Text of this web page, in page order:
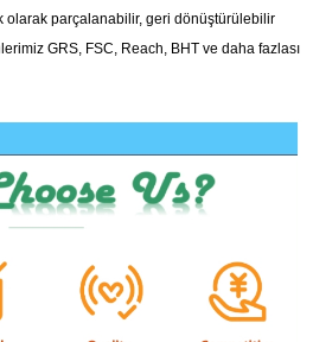
olarak parçalanabilir, geri dönüştürülebilir
GRS, FSC, Reach, BHT ve daha fazlası